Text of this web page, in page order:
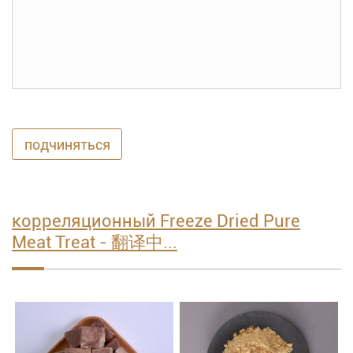
подчиняться
корреляционный Freeze Dried Pure
Meat Treat - 翻译中...